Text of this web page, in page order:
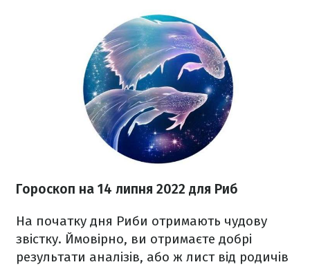
Гороскоп на 14 липня 2022 для Риб
На початку дня Риби отримають чудову
звістку. Ймовірно, ви отримаєте добрі
результати аналізів, або ж лист від родичів